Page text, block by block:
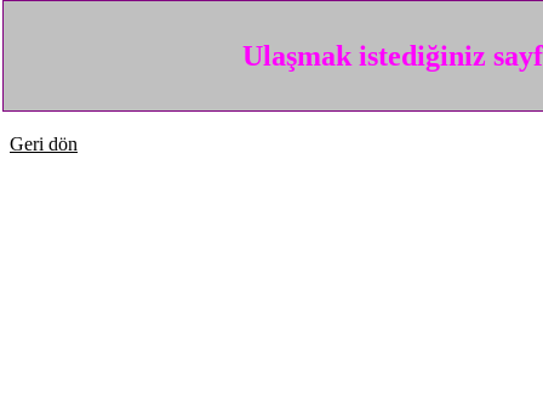
Ulaşmak istediğiniz
Geri dön